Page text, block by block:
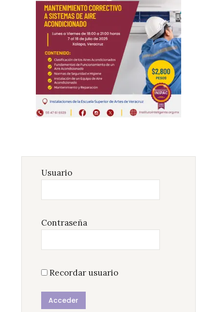
Usuario
Contraseña
Recordar usuario